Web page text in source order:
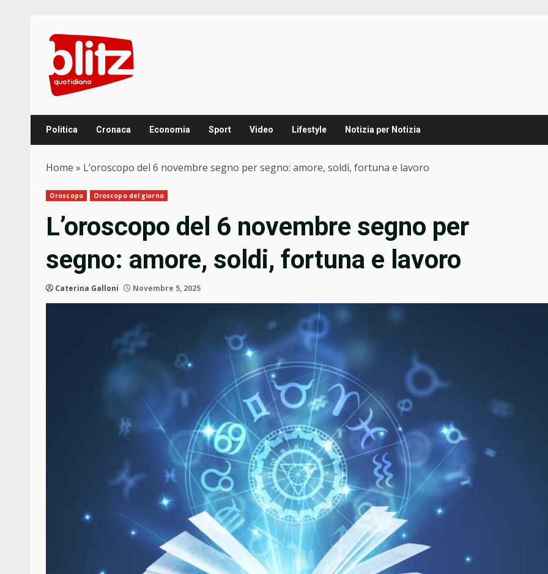
content
Politica Cronaca Economia Sport Video Lifestyle Notizia per Notizia
Home » L’oroscopo del 6 novembre segno per segno: amore, soldi, fortuna e lavoro
Oroscopo Oroscopo del giorno
L’oroscopo del 6 novembre segno per
segno: amore, soldi, fortuna e lavoro
Caterina Galloni Novembre 5, 2025